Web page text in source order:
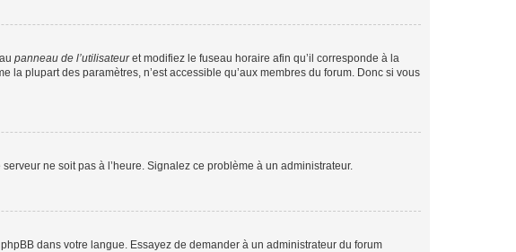
panneau de l’utilisateuret modifiez le fuseau horaire afin qu’il corresponde à la
plupart des paramètres, n’est accessible qu’aux membres du forum. Donc si vous
ne soit pas à l’heure. Signalez ce problème à un administrateur.
dans votre langue. Essayez de demander à un administrateur du forum